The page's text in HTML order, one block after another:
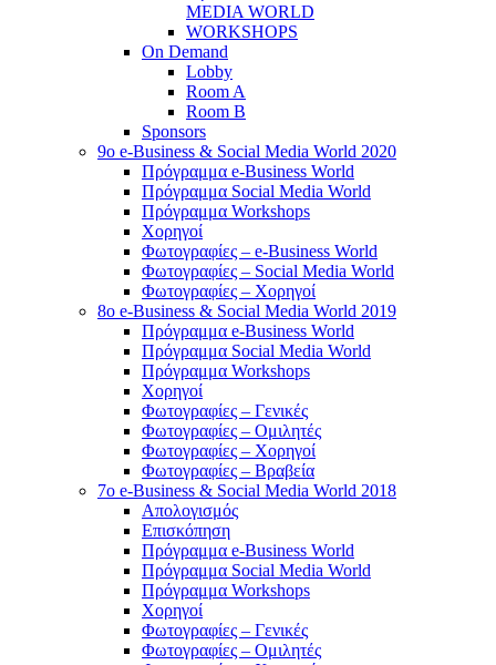
MEDIA WORLD
WORKSHOPS
On Demand
Lobby
Room A
Room B
Sponsors
9o e-Business & Social Media World 2020
Πρόγραμμα e-Business World
Πρόγραμμα Social Media World
Πρόγραμμα Workshops
Χορηγοί
Φωτογραφίες – e-Business World
Φωτογραφίες – Social Media World
Φωτογραφίες – Χορηγοί
8o e-Business & Social Media World 2019
Πρόγραμμα e-Business World
Πρόγραμμα Social Media World
Πρόγραμμα Workshops
Χορηγοί
Φωτογραφίες – Γενικές
Φωτογραφίες – Ομιλητές
Φωτογραφίες – Χορηγοί
Φωτογραφίες – Βραβεία
7o e-Business & Social Media World 2018
Απολογισμός
Επισκόπηση
Πρόγραμμα e-Business World
Πρόγραμμα Social Media World
Πρόγραμμα Workshops
Χορηγοί
Φωτογραφίες – Γενικές
Φωτογραφίες – Ομιλητές